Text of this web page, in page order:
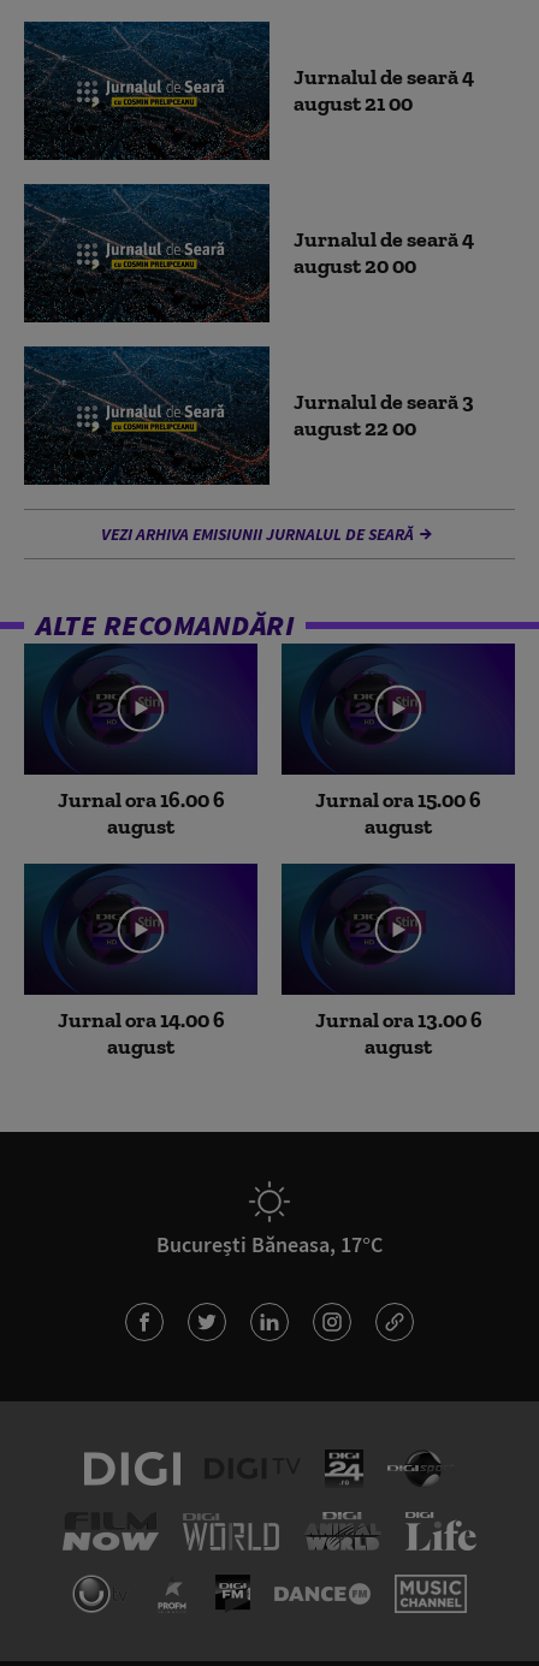
Jurnalul de seară 4
august 21 00
Jurnalul de seară 4
august 20 00
Jurnalul de seară 3
august 22 00
VEZI ARHIVA EMISIUNII JURNALUL DE SEARĂ
ALTE RECOMANDĂRI
Jurnal ora 16.00 6
august
Jurnal ora 15.00 6
august
Jurnal ora 14.00 6
august
Jurnal ora 13.00 6
august
București Băneasa, 17°C